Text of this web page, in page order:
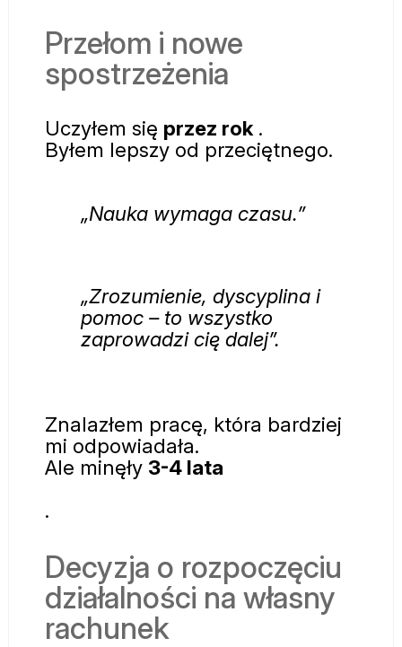
Przełom i nowe
spostrzeżenia
Uczyłem się przez rok .
Byłem lepszy od przeciętnego.
„Nauka wymaga czasu.”
„Zrozumienie, dyscyplina i
pomoc – to wszystko
zaprowadzi cię dalej”.
Znalazłem pracę, która bardziej
mi odpowiadała.
Ale minęły 3-4 lata
.
Decyzja o rozpoczęciu
działalności na własny
rachunek